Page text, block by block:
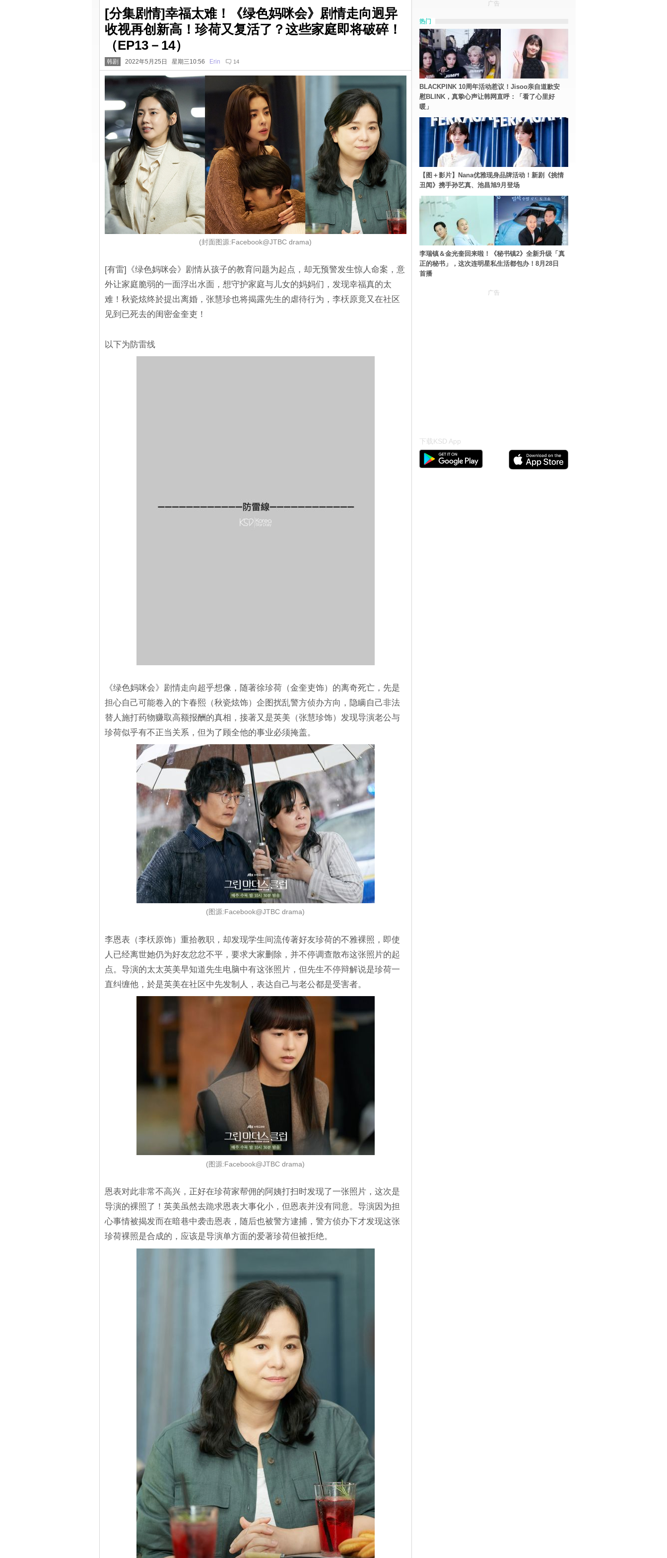
[分集剧情]幸福太难！《绿色妈咪会》剧情走向迥异
收视再创新高！珍荷又复活了？这些家庭即将破碎！
（EP13－14）
韩剧 2022年5月25日 星期三10:56 Erin 14
(封面图源:Facebook@JTBC drama)
[有雷]《绿色妈咪会》剧情从孩子的教育问题为起点，却无预警发生惊人命案，意
外让家庭脆弱的一面浮出水面，想守护家庭与儿女的妈妈们，发现幸福真的太
难！秋瓷炫终於提出离婚，张慧珍也将揭露先生的虐待行为，李枖原竟又在社区
见到已死去的闺密金奎吏！
以下为防雷线
《绿色妈咪会》剧情走向超乎想像，随著徐珍荷（金奎吏饰）的离奇死亡，先是
担心自己可能卷入的卞春熙（秋瓷炫饰）企图扰乱警方侦办方向，隐瞒自己非法
替人施打药物赚取高额报酬的真相，接著又是英美（张慧珍饰）发现导演老公与
珍荷似乎有不正当关系，但为了顾全他的事业必须掩盖。
(图源:Facebook@JTBC drama)
李恩表（李枖原饰）重拾教职，却发现学生间流传著好友珍荷的不雅裸照，即使
人已经离世她仍为好友忿忿不平，要求大家删除，并不停调查散布这张照片的起
点。导演的太太英美早知道先生电脑中有这张照片，但先生不停辩解说是珍荷一
直纠缠他，於是英美在社区中先发制人，表达自己与老公都是受害者。
(图源:Facebook@JTBC drama)
恩表对此非常不高兴，正好在珍荷家帮佣的阿姨打扫时发现了一张照片，这次是
导演的裸照了！英美虽然去跪求恩表大事化小，但恩表并没有同意。导演因为担
心事情被揭发而在暗巷中袭击恩表，随后也被警方逮捕，警方侦办下才发现这张
珍荷裸照是合成的，应该是导演单方面的爱著珍荷但被拒绝。
广告
热门
BLACKPINK 10周年活动惹议！Jisoo亲自道歉安
慰BLINK，真挚心声让韩网直呼：「看了心里好
暖」
【图＋影片】Nana优雅现身品牌活动！新剧《挑情
丑闻》携手孙艺真、池昌旭9月登场
李瑞镇＆金光奎回来啦！《秘书镇2》全新升级「真
正的秘书」，这次连明星私生活都包办！8月28日
首播
广告
下载KSD App